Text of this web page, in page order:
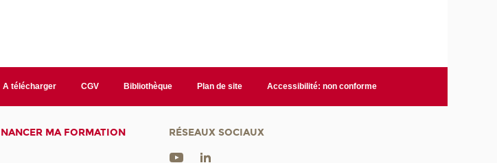
A télécharger CGV Bibliothèque Plan de site Accessibilité: non conforme
MA FORMATION RÉSEAUX SOCIAUX